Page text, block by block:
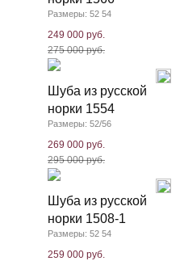
Размеры: 52 54
249 000 руб.
275 000 руб.
Шуба из русской
норки 1554
Размеры: 52/56
269 000 руб.
295 000 руб.
Шуба из русской
норки 1508-1
Размеры: 52 54
259 000 руб.